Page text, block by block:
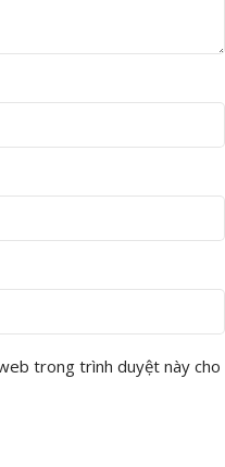
trong trình duyệt này cho